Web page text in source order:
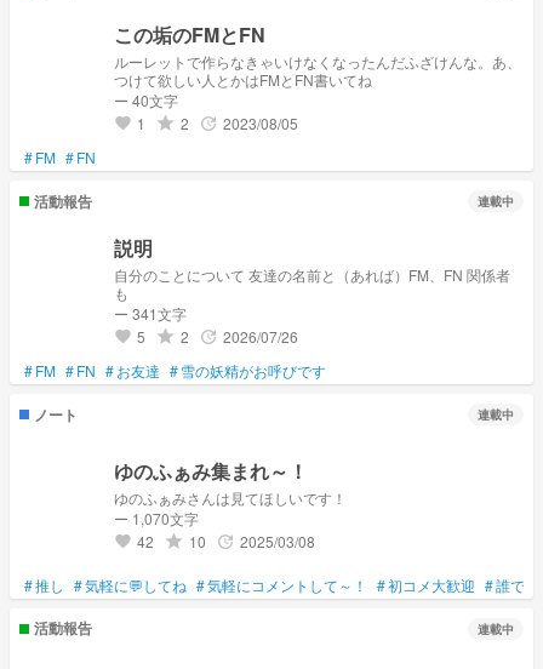
この垢のFMとFN
ルーレットで作らなきゃいけなくなったんだふざけんな。あ、
つけて欲しい人とかはFMとFN書いてね
ー 40文字
favorite 1 grade 2 update 2023/08/05
#FM #FN
活動報告 連載中
説明
自分のことについて 友達の名前と（あれば）FM、FN 関係者
も
ー 341文字
favorite 5 grade 2 update 2026/07/26
#FM #FN #お友達 #雪の妖精がお呼びです
ノート 連載中
ゆのふぁみ集まれ～！
ゆのふぁみさんは見てほしいです！
ー 1,070文字
favorite 42 grade 10 update 2025/03/08
#推し #気軽に💬してね #気軽にコメントして～！ #初コメ大歓迎 #誰で
活動報告 連載中